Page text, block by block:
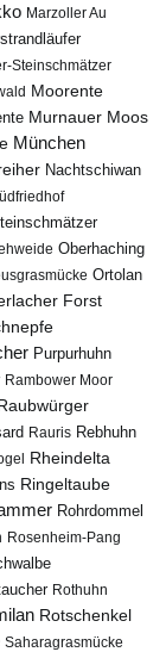
Marzoller Au
Steinschmätzer
Moorente
Murnauer Moos
München
Nachtschiwan
Oberhaching
Ortolan
Forst
Purpurhuhn
Rambower Moor
Rauris Rebhuhn
Rheindelta
Ringeltaube
Rohrdommel
Rosenheim-Pang
Rothuhn
Rotschenkel
Saharagrasmücke